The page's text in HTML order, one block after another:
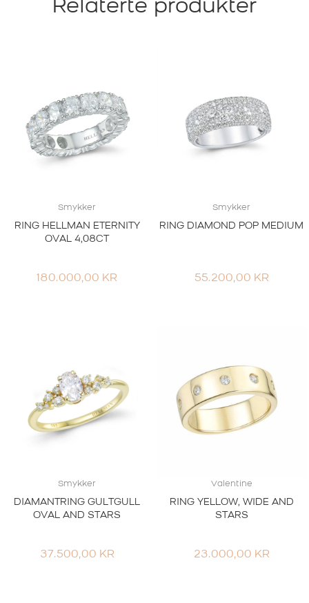
Relaterte produkter
Smykker
RING HELLMAN ETERNITY
OVAL 4,08CT
180.000,00 KR
Smykker
RING DIAMOND POP MEDIUM
55.200,00 KR
Smykker
DIAMANTRING GULTGULL
OVAL AND STARS
37.500,00 KR
Valentine
RING YELLOW, WIDE AND
STARS
23.000,00 KR